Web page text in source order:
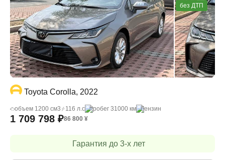
без ДТП
Toyota Corolla, 2022
объем 1200 cм3 116 л.с пробег 31000 км бензин
1 709 798 ₽86 800 ¥
Гарантия до 3-х лет